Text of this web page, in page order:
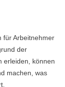
für Arbeitnehmer
der
erleiden, können
machen, was